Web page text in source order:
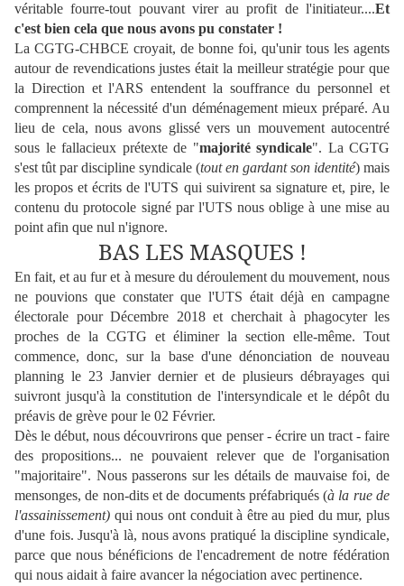
véritable fourre-tout pouvant virer au profit de l'initiateur....Et
c'est bien cela que nous avons pu constater !
La CGTG-CHBCE croyait, de bonne foi, qu'unir tous les agents
autour de revendications justes était la meilleur stratégie pour que
la Direction et l'ARS entendent la souffrance du personnel et
comprennent la nécessité d'un déménagement mieux préparé. Au
lieu de cela, nous avons glissé vers un mouvement autocentré
sous le fallacieux prétexte de "majorité syndicale". La CGTG
s'est tût par discipline syndicale (tout en gardant son identité) mais
les propos et écrits de l'UTS qui suivirent sa signature et, pire, le
contenu du protocole signé par l'UTS nous oblige à une mise au
point afin que nul n'ignore.
BAS LES MASQUES !
En fait, et au fur et à mesure du déroulement du mouvement, nous
ne pouvions que constater que l'UTS était déjà en campagne
électorale pour Décembre 2018 et cherchait à phagocyter les
proches de la CGTG et éliminer la section elle-même. Tout
commence, donc, sur la base d'une dénonciation de nouveau
planning le 23 Janvier dernier et de plusieurs débrayages qui
suivront jusqu'à la constitution de l'intersyndicale et le dépôt du
préavis de grève pour le 02 Février.
Dès le début, nous découvrirons que penser - écrire un tract - faire
des propositions... ne pouvaient relever que de l'organisation
"majoritaire". Nous passerons sur les détails de mauvaise foi, de
mensonges, de non-dits et de documents préfabriqués (à la rue de
l'assainissement) qui nous ont conduit à être au pied du mur, plus
d'une fois. Jusqu'à là, nous avons pratiqué la discipline syndicale,
parce que nous bénéficions de l'encadrement de notre fédération
qui nous aidait à faire avancer la négociation avec pertinence.